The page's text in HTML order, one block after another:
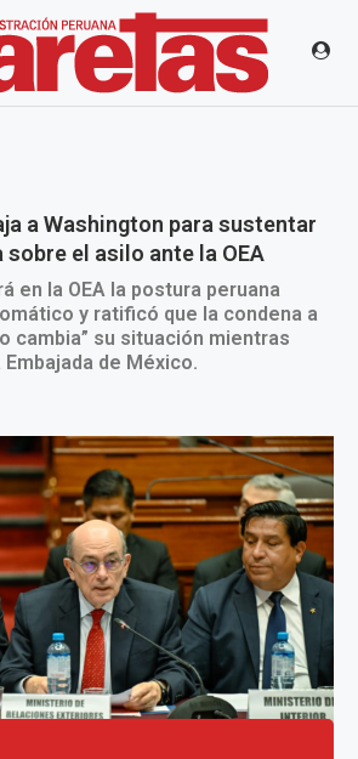
a Washington para sustentar
el asilo ante la OEA
en la OEA la postura peruana
y ratificó que la condena a
cambia” su situación mientras
de México.